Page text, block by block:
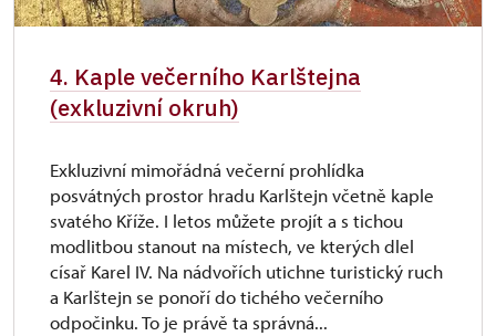
4. Kaple večerního Karlštejna
(exkluzivní okruh)
Exkluzivní mimořádná večerní prohlídka
posvátných prostor hradu Karlštejn včetně kaple
svatého Kříže. I letos můžete projít a s tichou
modlitbou stanout na místech, ve kterých dlel
císař Karel IV. Na nádvořích utichne turistický ruch
a Karlštejn se ponoří do tichého večerního
odpočinku. To je právě ta správná...